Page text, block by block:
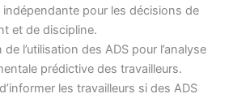
pour les décisions de
et de discipline.
l’utilisation des ADS pour l’analyse
prédictive des travailleurs.
les travailleurs si des ADS